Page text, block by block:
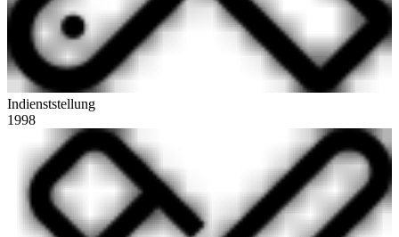
Indienststellung
1998